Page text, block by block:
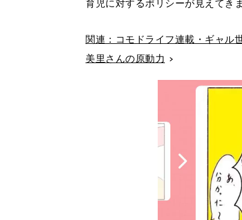
育児に対するポリシーが見えてきま
関連：コモドライフ連載・ギャル
美里さんの原動力